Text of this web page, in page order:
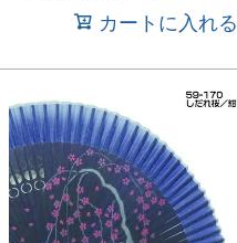
カートに入れる